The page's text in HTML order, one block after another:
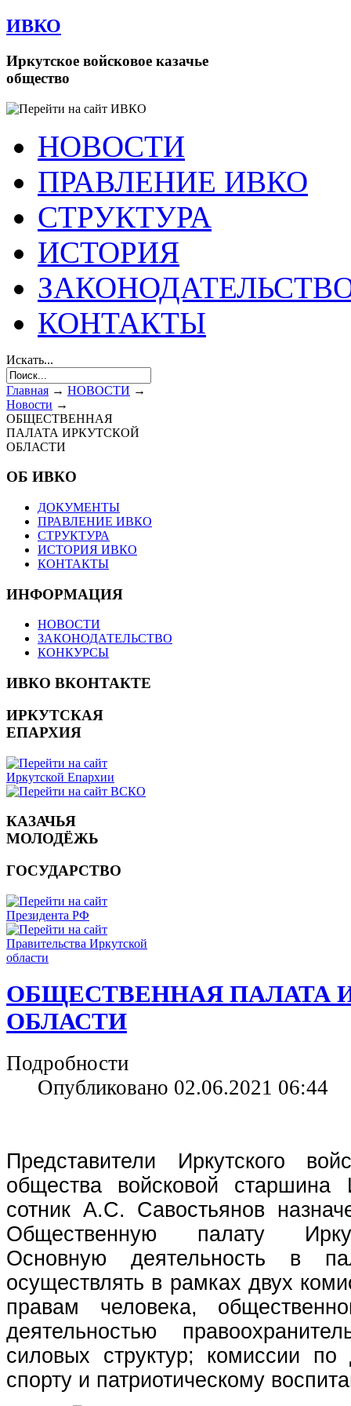
ИВКО
Иркутское войсковое казачье
общество
НОВОСТИ
ПРАВЛЕНИЕ ИВКО
СТРУКТУРА
ИСТОРИЯ
КОНТАКТЫ
Искать...
Главная → НОВОСТИ →
Новости →
ОБЩЕСТВЕННАЯ
ПАЛАТА ИРКУТСКОЙ
ОБЛАСТИ
ОБ ИВКО
ДОКУМЕНТЫ
ПРАВЛЕНИЕ ИВКО
СТРУКТУРА
ИСТОРИЯ ИВКО
КОНТАКТЫ
ИНФОРМАЦИЯ
НОВОСТИ
ЗАКОНОДАТЕЛЬСТВО
КОНКУРСЫ
ИВКО ВКОНТАКТЕ
ИРКУТСКАЯ
ЕПАРХИЯ
КАЗАЧЬЯ
МОЛОДЁЖЬ
ГОСУДАРСТВО
ОБЩЕСТВЕННАЯ ПАЛАТА
ОБЛАСТИ
Подробности
Опубликовано 02.06.2021 06:44
Представители Иркутского
общества войсковой
сотник А.С. Савостьянов
Общественную палату
Основную деятельность в
осуществлять в рамках двух
правам человека,
деятельностью
силовых структур; комиссии
спорту и патриотическому